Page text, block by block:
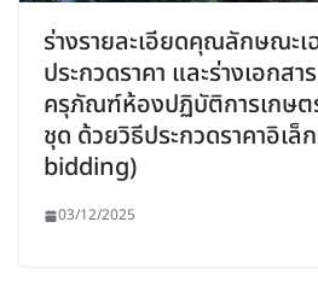
ร่างรายละเอียดคุณลักษณะเ
ประกวดราคา และร่างเอกส
ครุภัณฑ์ห้องปฏิบัติการเกษต
ชุด ด้วยวิธีประกวดราคาอิเ
bidding)
03/12/2025